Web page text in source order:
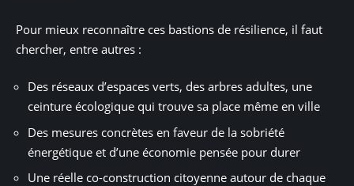
Pour mieux reconnaître ces bastions de résilience, il faut
chercher, entre autres :
Des réseaux d’espaces verts, des arbres adultes, une
ceinture écologique qui trouve sa place même en ville
Des mesures concrètes en faveur de la sobriété
énergétique et d’une économie pensée pour durer
Une réelle co-construction citoyenne autour de chaque